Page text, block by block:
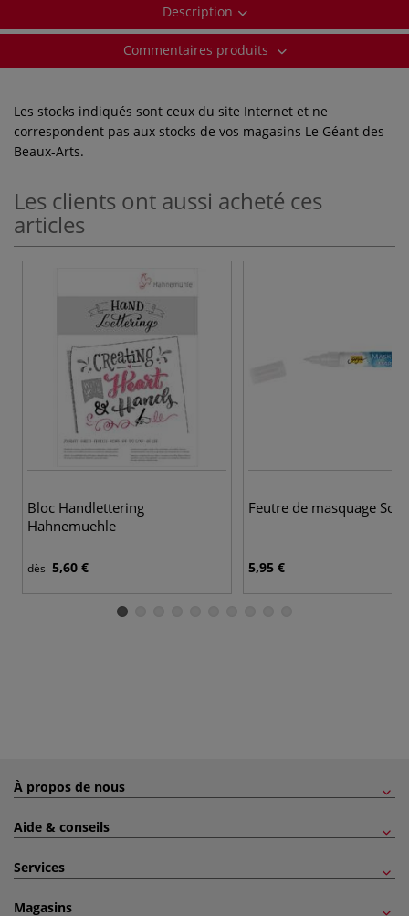
Description
Commentaires produits
Les stocks indiqués sont ceux du site Internet et ne
correspondent pas aux stocks de vos magasins Le Géant des
Beaux-Arts.
Les clients ont aussi acheté ces
articles
Bloc Handlettering
Hahnemuehle
dès 5,60 €
Feutre de masquage
5,95 €
À propos de nous
Aide & conseils
Services
Magasins